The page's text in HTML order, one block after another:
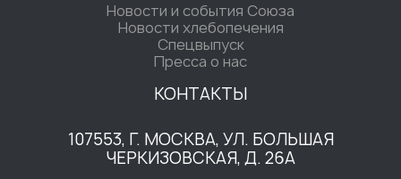
Новости и события Союза
Новости хлебопечения
Спецвыпуск
Пресса о нас
КОНТАКТЫ
107553, Г. МОСКВА, УЛ. БОЛЬШАЯ
ЧЕРКИЗОВСКАЯ, Д. 26А